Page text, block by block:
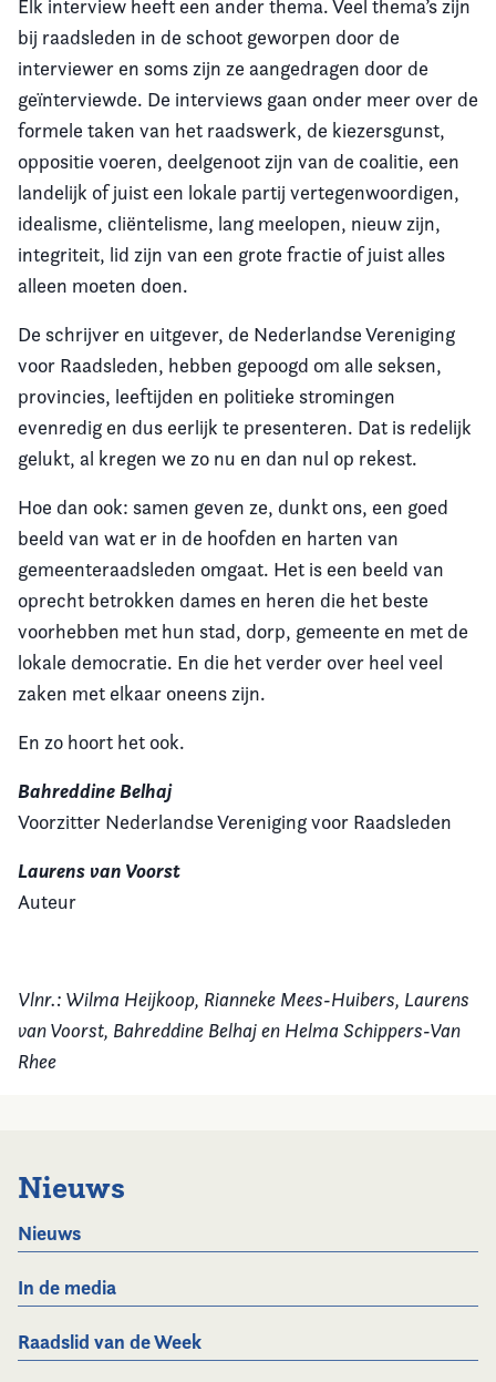
Elk interview heeft een ander thema. Veel thema’s zijn
bij raadsleden in de schoot geworpen door de
interviewer en soms zijn ze aangedragen door de
geïnterviewde. De interviews gaan onder meer over de
formele taken van het raadswerk, de kiezersgunst,
oppositie voeren, deelgenoot zijn van de coalitie, een
landelijk of juist een lokale partij vertegenwoordigen,
idealisme, cliëntelisme, lang meelopen, nieuw zijn,
integriteit, lid zijn van een grote fractie of juist alles
alleen moeten doen.
De schrijver en uitgever, de Nederlandse Vereniging
voor Raadsleden, hebben gepoogd om alle seksen,
provincies, leeftijden en politieke stromingen
evenredig en dus eerlijk te presenteren. Dat is redelijk
gelukt, al kregen we zo nu en dan nul op rekest.
Hoe dan ook: samen geven ze, dunkt ons, een goed
beeld van wat er in de hoofden en harten van
gemeenteraadsleden omgaat. Het is een beeld van
oprecht betrokken dames en heren die het beste
voorhebben met hun stad, dorp, gemeente en met de
lokale democratie. En die het verder over heel veel
zaken met elkaar oneens zijn.
En zo hoort het ook.
Bahreddine Belhaj
Voorzitter Nederlandse Vereniging voor Raadsleden
Laurens van Voorst
Auteur
Vlnr.: Wilma Heijkoop, Rianneke Mees-Huibers, Laurens
van Voorst, Bahreddine Belhaj en Helma Schippers-Van
Rhee
Nieuws
Nieuws
In de media
Raadslid van de Week